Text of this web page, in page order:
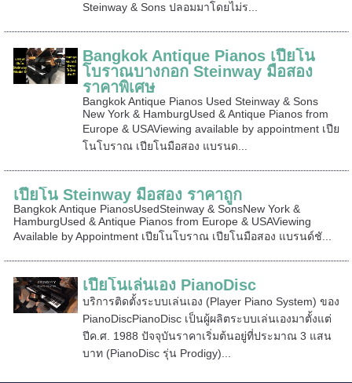
Steinway & Sons ปลอมมาโดยไม่ร...
Bangkok Antique Pianos เปียโน
โบราณบางกอก Steinway มือสอง
ราคาพิเศษ
Bangkok Antique Pianos Used Steinway & Sons
New York & HamburgUsed & Antique Pianos from
Europe & USAViewing available by appointment เปีย
โนโบราณ เปียโนมือสอง แบรนด...
เปียโน Steinway มือสอง ราคาถูก
Bangkok Antique PianosUsedSteinway & SonsNew York &
HamburgUsed & Antique Pianos from Europe & USAViewing
Available by Appointment เปียโนโบราณ เปียโนมือสอง แบรนด์ชั...
เปียโนเล่นเอง PianoDisc
บริการติดตั้งระบบเล่นเอง (Player Piano System) ของ
PianoDiscPianoDisc เป็นผู้ผลิตระบบเล่นเองมาตั้งแต่
ปีค.ศ. 1988 ปัจจุบันราคาเริ่มต้นอยู่ที่ประมาณ 3 แสน
บาท (PianoDisc รุ่น Prodigy)...